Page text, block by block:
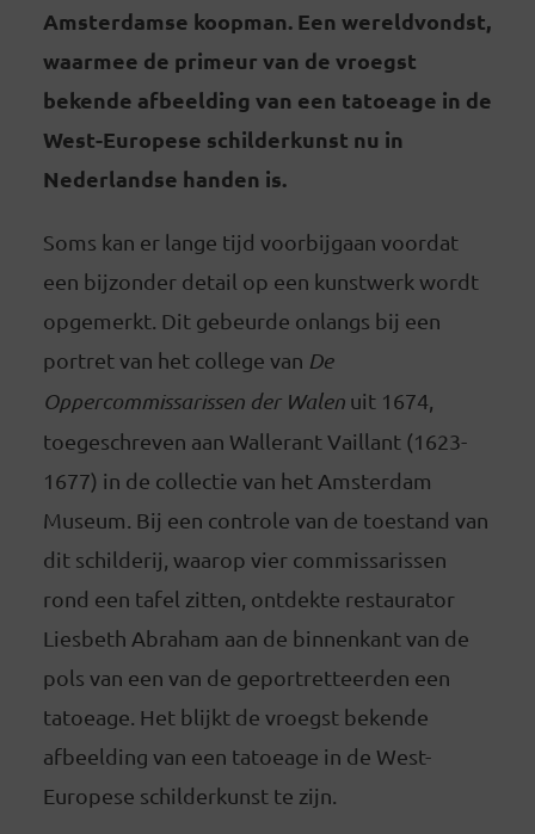
Amsterdamse koopman. Een wereldvondst,
waarmee de primeur van de vroegst
bekende afbeelding van een tatoeage in de
West-Europese schilderkunst nu in
Nederlandse handen is.
Soms kan er lange tijd voorbijgaan voordat
een bijzonder detail op een kunstwerk wordt
opgemerkt. Dit gebeurde onlangs bij een
portret van het college van De
Oppercommissarissen der Walenuit 1674,
toegeschreven aan Wallerant Vaillant (1623-
1677) in de collectie van het Amsterdam
Museum. Bij een controle van de toestand van
dit schilderij, waarop vier commissarissen
rond een tafel zitten, ontdekte restaurator
Liesbeth Abraham aan de binnenkant van de
pols van een van de geportretteerden een
tatoeage. Het blijkt de vroegst bekende
afbeelding van een tatoeage in de West-
Europese schilderkunst te zijn.